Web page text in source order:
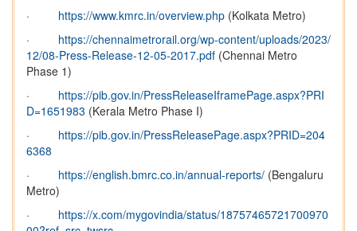
· https://www.kmrc.in/overview.php (Kolkata Metro)
· https://chennaimetrorail.org/wp-content/uploads/2023/
12/08-Press-Release-12-05-2017.pdf (Chennai Metro
Phase 1)
· https://pib.gov.in/PressReleaseIframePage.aspx?PRI
D=1651983 (Kerala Metro Phase I)
· https://pib.gov.in/PressReleasePage.aspx?PRID=204
6368
· https://english.bmrc.co.in/annual-reports/ (Bengaluru
Metro)
· https://x.com/mygovindia/status/18757465721700970